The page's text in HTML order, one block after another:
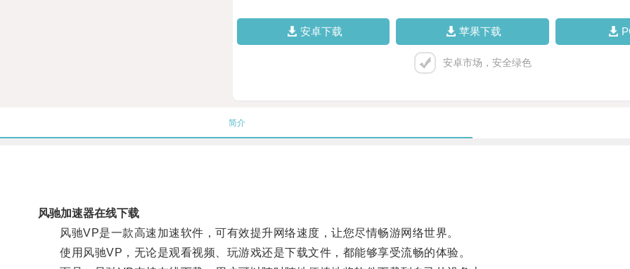
安卓下载 苹果下载
安卓市场，安全绿色
简介
风驰加速器在线下载
风驰VP是一款高速加速软件，可有效提升网络速度，让您尽情畅游网络世界。
使用风驰VP，无论是观看视频、玩游戏还是下载文件，都能够享受流畅的体验。